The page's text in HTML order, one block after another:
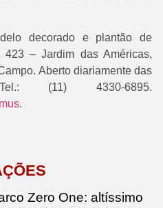
decorado e plantão de
– Jardim das Américas,
Aberto diariamente das
(11) 4330-6895.
.
Zero One: altíssimo